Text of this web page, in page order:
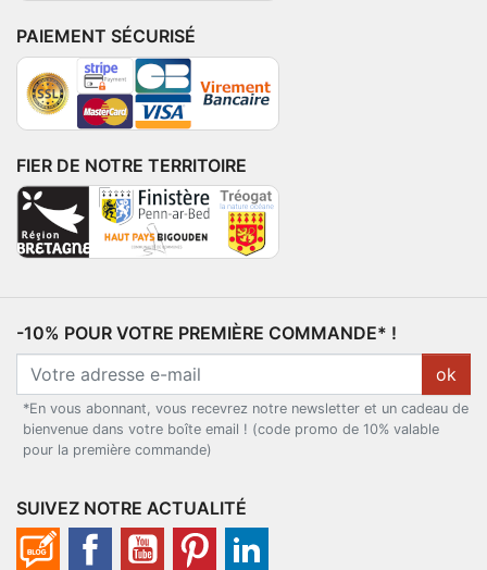
PAIEMENT SÉCURISÉ
FIER DE NOTRE TERRITOIRE
-10% POUR VOTRE PREMIÈRE COMMANDE* !
ok
*En vous abonnant, vous recevrez notre newsletter et un cadeau de
bienvenue dans votre boîte email ! (code promo de 10% valable
pour la première commande)
SUIVEZ NOTRE ACTUALITÉ